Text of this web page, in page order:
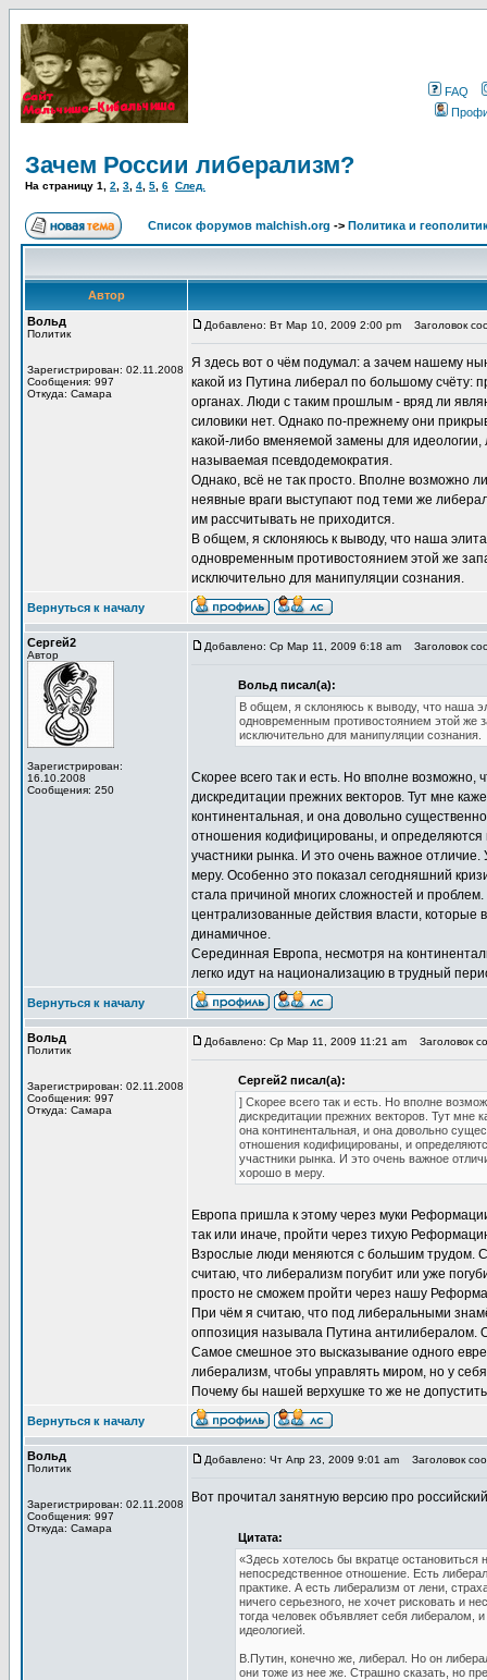
FAQ
Зачем России либерализм?
На страницу 1 2 3 4 5 6 След.
Список форумов malchish.org -> Политика и
Автор
Вольд
Политик
Зарегистрирован: 02.11.2008
Сообщения: 997
Откуда: Самара
Добавлено: Вт Мар 10, 2009 2:00 pm Заголовок
Я здесь вот о чём подумал: а зачем нашему
какой из Путина либерал по большому счёту:
органах. Люди с таким прошлым - вряд ли
силовики нет. Однако по-прежнему они
какой-либо вменяемой замены для
называемая псевдодемократия.
Однако, всё не так просто. Вполне возможно
неявные враги выступают под теми же
им рассчитывать не приходится.
В общем, я склоняюсь к выводу, что наша
одновременным противостоянием этой же
исключительно для манипуляции сознания.
Вернуться к началу
Сергей2
Автор
Зарегистрирован:
16.10.2008
Сообщения: 250
Добавлено: Ср Мар 11, 2009 6:18 am Заголовок
Вольд писал(а):
В общем, я склоняюсь к выводу, что наша
одновременным противостоянием этой же
исключительно для манипуляции сознания.
Скорее всего так и есть. Но вполне возможно,
дискредитации прежних векторов. Тут мне
континентальная, и она довольно
отношения кодифицированы, и определяются
участники рынка. И это очень важное
меру. Особенно это показал сегодняшний
стала причиной многих сложностей и
централизованные действия власти, которые
динамичное.
Серединная Европа, несмотря на
легко идут на национализацию в трудный
Вернуться к началу
Вольд
Политик
Зарегистрирован: 02.11.2008
Сообщения: 997
Откуда: Самара
Добавлено: Ср Мар 11, 2009 11:21 am Заголовок
Сергей2 писал(а):
] Скорее всего так и есть. Но вполне
дискредитации прежних векторов. Тут мне
она континентальная, и она довольно
отношения кодифицированы, и
участники рынка. И это очень важное
хорошо в меру.
Европа пришла к этому через муки
так или иначе, пройти через тихую
Взрослые люди меняются с большим трудом.
считаю, что либерализм погубит или уже
просто не сможем пройти через нашу
При чём я считаю, что под либеральными
оппозиция называла Путина антилибералом.
Самое смешное это высказывание одного
либерализм, чтобы управлять миром, но у
Почему бы нашей верхушке то же не
Вернуться к началу
Вольд
Политик
Зарегистрирован: 02.11.2008
Сообщения: 997
Откуда: Самара
Добавлено: Чт Апр 23, 2009 9:01 am Заголовок
Вот прочитал занятную версию про
Цитата:
«Здесь хотелось бы вкратце остановиться
непосредственное отношение. Есть
практике. А есть либерализм от лени,
ничего серьезного, не хочет рисковать и
тогда человек объявляет себя либералом,
идеологией.
В.Путин, конечно же, либерал. Но он
они тоже из нее же. Страшно сказать, но